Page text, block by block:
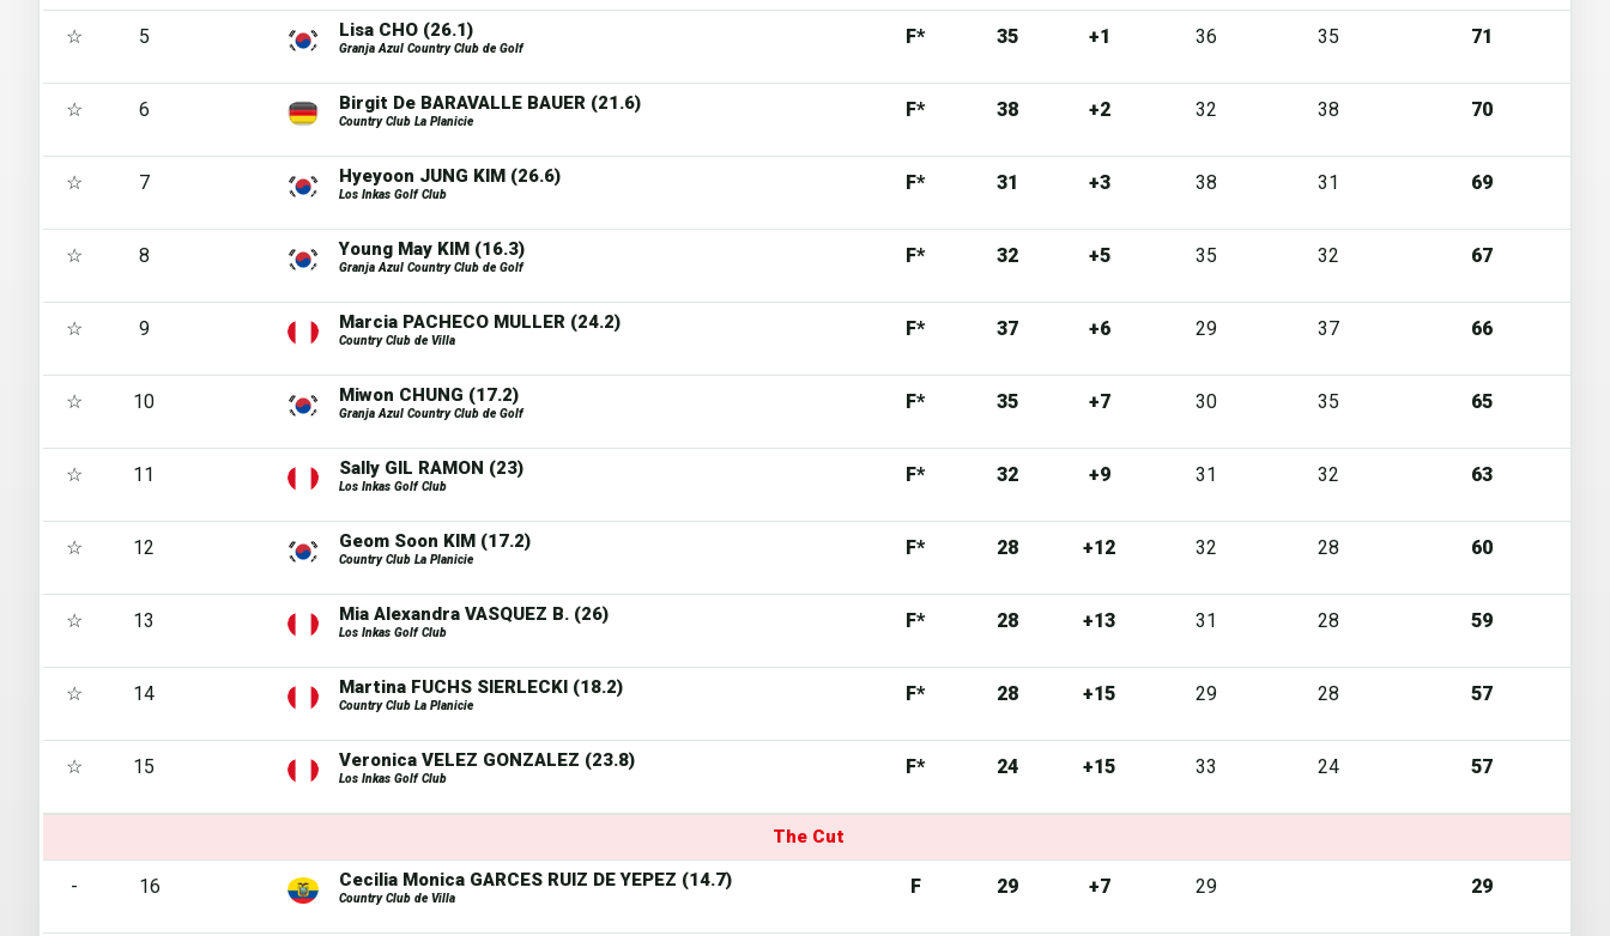
☆ 5 Lisa CHO (26.1)
Granja Azul Country Club de Golf
F* 35 +1 36 35 71
☆ 6 Birgit De BARAVALLE BAUER (21.6)
Country Club La Planicie
F* 38 +2 32 38 70
☆ 7 Hyeyoon JUNG KIM (26.6)
Los Inkas Golf Club
F* 31 +3 38 31 69
☆ 8 Young May KIM (16.3)
Granja Azul Country Club de Golf
F* 32 +5 35 32 67
☆ 9 Marcia PACHECO MULLER (24.2)
Country Club de Villa
F* 37 +6 29 37 66
☆ 10 Miwon CHUNG (17.2)
Granja Azul Country Club de Golf
F* 35 +7 30 35 65
☆ 11 Sally GIL RAMON (23)
Los Inkas Golf Club
F* 32 +9 31 32 63
☆ 12 Geom Soon KIM (17.2)
Country Club La Planicie
F* 28 +12 32 28 60
☆ 13 Mia Alexandra VASQUEZ B. (26)
Los Inkas Golf Club
F* 28 +13 31 28 59
☆ 14 Martina FUCHS SIERLECKI (18.2)
Country Club La Planicie
F* 28 +15 29 28 57
☆ 15 Veronica VELEZ GONZALEZ (23.8)
Los Inkas Golf Club
F* 24 +15 33 24 57
The Cut
- 16 Cecilia Monica GARCES RUIZ DE YEPEZ (14.7)
Country Club de Villa
F 29 +7 29 29